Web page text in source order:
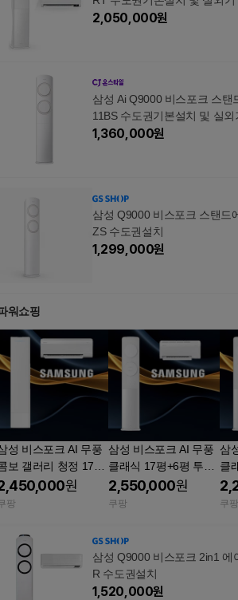
2,050,000원
삼성 Ai Q9000 비스포크 스탠
11BS 수도권기본설치 및 실
1,360,000원
삼성 Q9000 비스포크 스탠드
ZS 수도권설치
1,299,000원
워쇼핑
성 비스포크 AI 무풍
보 갤러리 청정 17평
평 투인원 에어컨 AF
기본설
원
팡
삼성 비스포크 AI 무풍
클래식 17평+6평 투인
원 에어컨 AF70F17D1
1WRT 기본설치비포함
2,550,000원
쿠팡
삼
클
원
쿠팡
삼성 Q9000 비스포크 2in1 에
R 수도권설치
1,520,000원